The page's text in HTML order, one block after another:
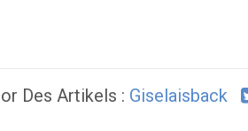
Des Artikels : Giselaisback